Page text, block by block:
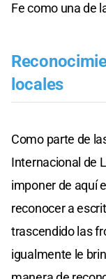
Fe como una de
locales
Como parte de
Internacional de
imponer de aquí
reconocer a
trascendido las
igualmente le